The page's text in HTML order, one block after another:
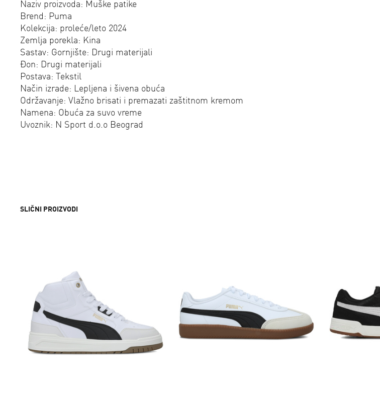
Naziv proizvoda: Muške patike
Brend: Puma
Kolekcija: proleće/leto 2024
Zemlja porekla: Kina
Sastav: Gornjište: Drugi materijali
Đon: Drugi materijali
Postava: Tekstil
Način izrade: Lepljena i šivena obuća
Održavanje: Vlažno brisati i premazati zaštitnom kremom
Namena: Obuća za suvo vreme
Uvoznik: N Sport d.o.o Beograd
SLIČNI PROIZVODI